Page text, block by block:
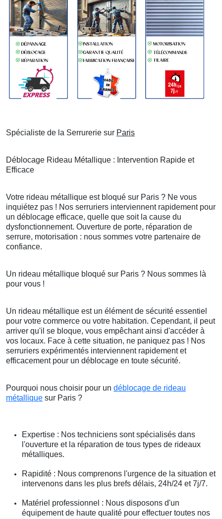
Spécialiste de la Serrurerie sur Paris
Déblocage Rideau Métallique : Intervention Rapide et
Efficace
Votre rideau métallique est bloqué sur Paris ? Ne vous
inquiétez pas ! Nos serruriers interviennent rapidement pour
un déblocage efficace, quelle que soit la cause du
dysfonctionnement. Ouverture de porte, réparation de
serrure, motorisation : nous sommes votre partenaire de
confiance.
Un rideau métallique bloqué sur Paris ? Nous sommes là
pour vous !
Un rideau métallique est un élément de sécurité essentiel
pour votre commerce ou votre habitation. Cependant, il peut
arriver qu'il se bloque, vous empêchant ainsi d'accéder à
vos locaux. Face à cette situation, ne paniquez pas ! Nos
serruriers expérimentés interviennent rapidement et
efficacement pour un déblocage en toute sécurité.
Pourquoi nous choisir pour un déblocage de rideau
métallique sur Paris ?
Expertise : Nos techniciens sont spécialisés dans
l'ouverture et la réparation de tous types de rideaux
métalliques.
Rapidité : Nous comprenons l'urgence de la situation et
intervenons dans les plus brefs délais, 24h/24 et 7j/7.
Matériel professionnel : Nous disposons d'un
équipement de haute qualité pour effectuer toutes nos